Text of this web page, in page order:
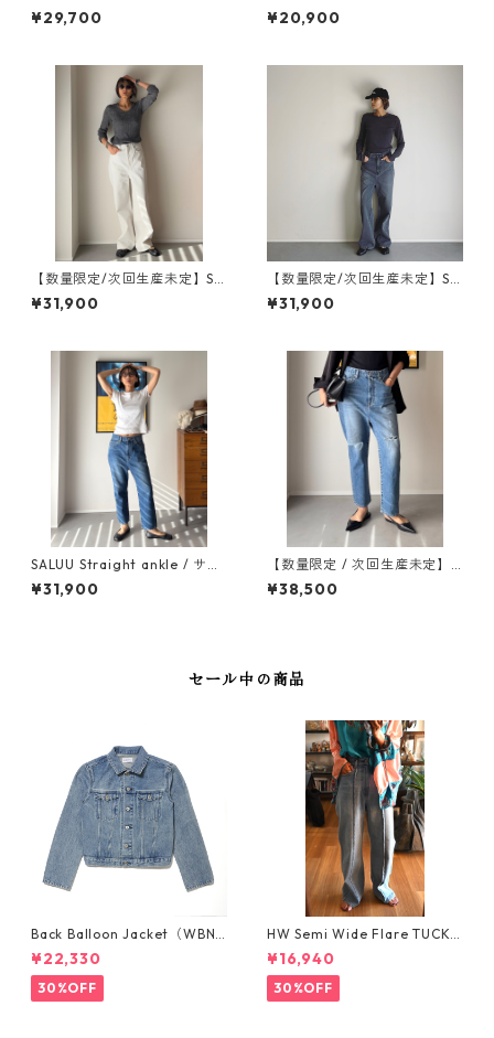
UU サルー / WB24314-MID B
LUE
¥29,700
ンツ】Marine Shorts/ マリン
ショーツ / WB25122-BLACK
¥20,900
【数量限定/次回生産未定】SA
LUU サルー / WB25309-WH
ITE
¥31,900
【数量限定/次回生産未定】SA
LUU サルー / WB25300-GR
EY
¥31,900
SALUU Straight ankle / サル
ー ストレートアンクル【選べ
る2丈】‐WB26108-MID BLU
¥31,900
【数量限定 / 次回生産未定】 S
ALUU Straight ankle DAMAG
E（標準丈） / サルー ストレ
¥38,500
セール中の商品
Back Balloon Jacket（WBN3
304-MID BLUE）バックバル
ーンジャケト
¥22,330
30%OFF
HW Semi Wide Flare TUCK P
ants/WN25103-LIGHTBLUE
¥16,940
30%OFF